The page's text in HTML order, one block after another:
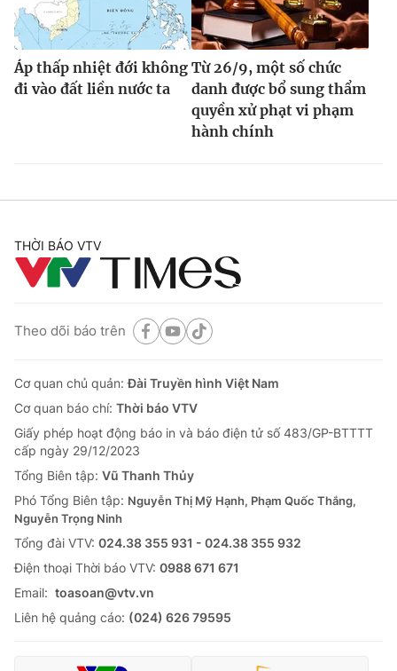
Áp thấp nhiệt đới không
đi vào đất liền nước ta
Từ 26/9, một số chức
danh được bổ sung thẩm
quyền xử phạt vi phạm
hành chính
THỜI BÁO VTV
Theo dõi báo trên
Cơ quan chủ quản:Đài Truyền hình Việt Nam
Cơ quan báo chí: Thời báo VTV
Giấy phép hoạt động báo in và báo điện tử số 483/GP-BTTTT
cấp ngày 29/12/2023
Tổng Biên tập: Vũ Thanh Thủy
Phó Tổng Biên tập: Nguyễn Thị Mỹ Hạnh, Phạm Quốc Thắng,
Nguyễn Trọng Ninh
Tổng đài VTV: 024.38 355 931 - 024.38 355 932
Ðiện thoại Thời báo VTV: 0988 671 671
Email: toasoan@vtv.vn
Liên hệ quảng cáo: (024) 626 79595